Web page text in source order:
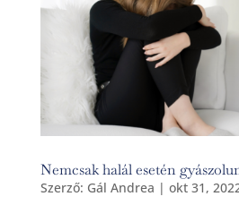
Nemcsak halál esetén
Szerző: Gál Andrea | okt 31,